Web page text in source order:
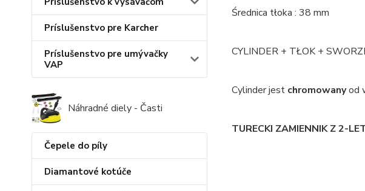
Príslušenstvo pre Karcher
Príslušenstvo pre umývačky
VAP
Náhradné diely - Časti
Čepele do píly
Diamantové kotúče
Średnica tłoka : 38 mm
CYLINDER + TŁOK +
Cylinder jest chromowanyod
TURECKI ZAMIENNIK Z 2-